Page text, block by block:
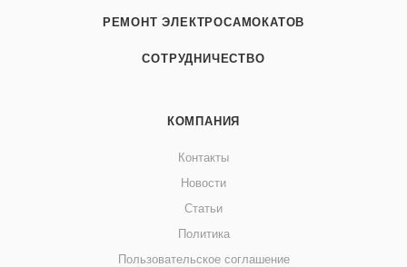
РЕМОНТ ЭЛЕКТРОСАМОКАТОВ
СОТРУДНИЧЕСТВО
КОМПАНИЯ
Контакты
Новости
Статьи
Политика
Пользовательское соглашение